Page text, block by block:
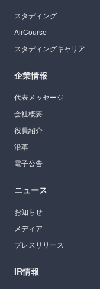
スタディング
AirCourse
スタディングキャリア
企業情報
代表メッセージ
会社概要
役員紹介
沿革
電子公告
ニュース
お知らせ
メディア
プレスリリース
IR情報